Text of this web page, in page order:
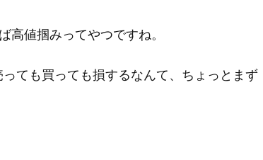
高値掴みってやつですね。
ても買っても損するなんて、ちょっとまず